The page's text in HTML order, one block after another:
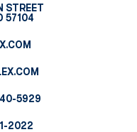
STREET
57104
5929
2022